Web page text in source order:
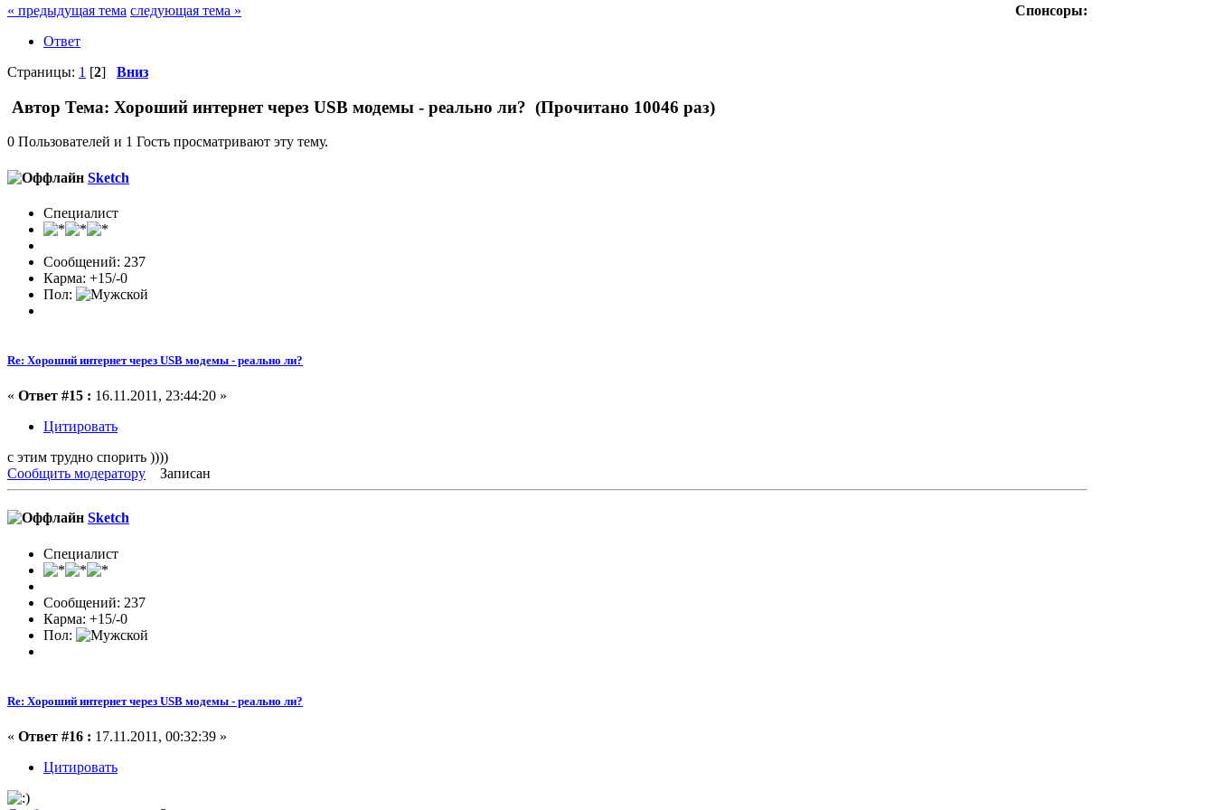
Спонсоры:
« предыдущая тема следующая тема »
Ответ
Страницы: 1 [2] Вниз
Автор Тема: Хороший интернет через USB модемы - реально ли? (Прочитано 10046 раз)
0 Пользователей и 1 Гость просматривают эту тему.
Sketch
Специалист
Сообщений: 237
Карма: +15/-0
Пол:
Re: Хороший интернет через USB модемы - реально ли?
« Ответ #15 : 16.11.2011, 23:44:20 »
Цитировать
с этим трудно спорить ))))
Сообщить модератору
Записан
Sketch
Специалист
Сообщений: 237
Карма: +15/-0
Пол:
Re: Хороший интернет через USB модемы - реально ли?
« Ответ #16 : 17.11.2011, 00:32:39 »
Цитировать